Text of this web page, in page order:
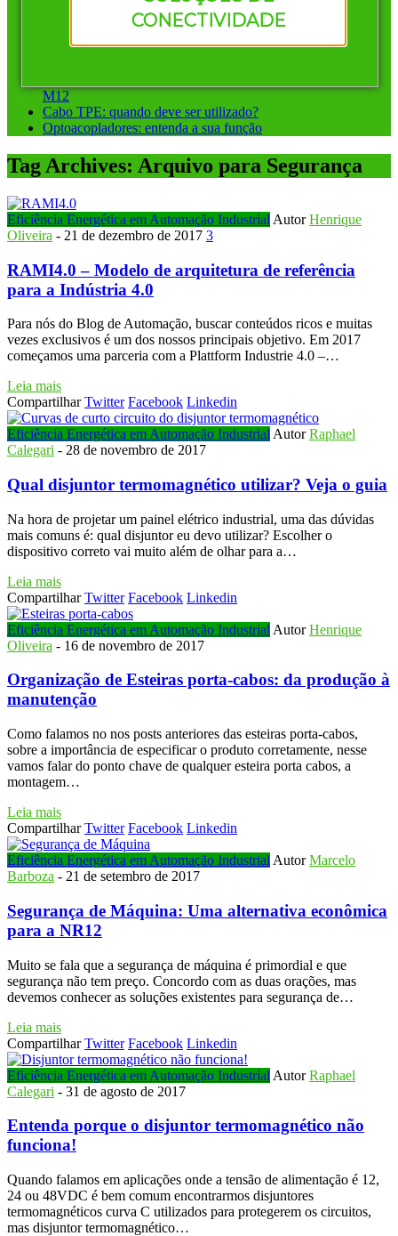
CONECTIVIDADE
Vantagens de investir em conectores pré-montados da
Instalação ponto a ponto ou sistemas de barramento: qual
M12
Cabo TPE: quando deve ser utilizado?
Optoacopladores: entenda a sua função
Tag Archives: Arquivo para Segurança
Eficiência Energética em Automação Industrial AutorHenrique
Oliveira - 21 de dezembro de 2017 3
RAMI4.0 – Modelo de arquitetura de referência
para a Indústria 4.0
Para nós do Blog de Automação, buscar conteúdos ricos e muitas
vezes exclusivos é um dos nossos principais objetivo. Em 2017
começamos uma parceria com a Plattform Industrie 4.0 –…
Leia mais
Compartilhar Twitter Facebook Linkedin
Eficiência Energética em Automação Industrial AutorRaphael
Calegari - 28 de novembro de 2017
Qual disjuntor termomagnético utilizar? Veja o guia
Na hora de projetar um painel elétrico industrial, uma das dúvidas
mais comuns é: qual disjuntor eu devo utilizar? Escolher o
dispositivo correto vai muito além de olhar para a…
Leia mais
Compartilhar Twitter Facebook Linkedin
Eficiência Energética em Automação Industrial AutorHenrique
Oliveira - 16 de novembro de 2017
Organização de Esteiras porta-cabos: da produção à
manutenção
Como falamos no nos posts anteriores das esteiras porta-cabos,
sobre a importância de especificar o produto corretamente, nesse
vamos falar do ponto chave de qualquer esteira porta cabos, a
montagem…
Leia mais
Compartilhar Twitter Facebook Linkedin
Eficiência Energética em Automação Industrial AutorMarcelo
Barboza - 21 de setembro de 2017
Segurança de Máquina: Uma alternativa econômica
para a NR12
Muito se fala que a segurança de máquina é primordial e que
segurança não tem preço. Concordo com as duas orações, mas
devemos conhecer as soluções existentes para segurança de…
Leia mais
Compartilhar Twitter Facebook Linkedin
Eficiência Energética em Automação Industrial AutorRaphael
Calegari - 31 de agosto de 2017
Entenda porque o disjuntor termomagnético não
funciona!
Quando falamos em aplicações onde a tensão de alimentação é 12,
24 ou 48VDC é bem comum encontrarmos disjuntores
termomagnéticos curva C utilizados para protegerem os circuitos,
mas disjuntor termomagnético…